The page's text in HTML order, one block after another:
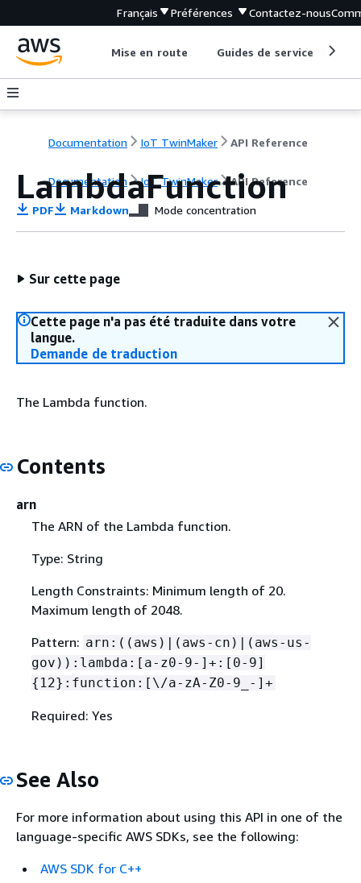
Français Préférences Contactez-nous
Mise en route Guides de service
Documentation IoT TwinMaker API Reference
Documentation IoT TwinMaker API Reference
LambdaFunction
PDF Markdown Mode concentration
Sur cette page
Cette page n'a pas été traduite dans votre
langue.
Demande de traduction
The Lambda function.
Contents
arn
The ARN of the Lambda function.
Type: String
Length Constraints: Minimum length of 20.
Maximum length of 2048.
Pattern: arn:((aws)|(aws-cn)|(aws-us-
gov)):lambda:[a-z0-9-]+:[0-9]
{ 12}:function:[\/a-zA-Z0-9_-]+
Required: Yes
See Also
For more information about using this API in one of the
language-specific AWS SDKs, see the following:
AWS SDK for C++